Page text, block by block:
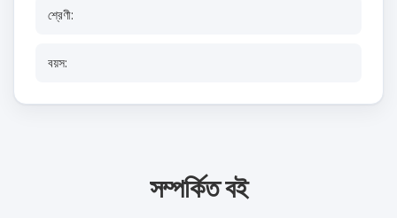
শ্রেণী:
বয়স:
সম্পর্কিত বই